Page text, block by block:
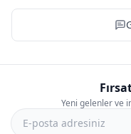
Yeni gelenler ve